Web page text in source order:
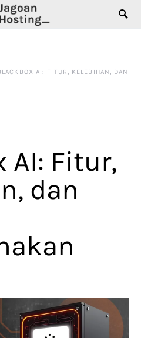
AI: FITUR, KELEBIHAN, DAN
AI: Fitur,
dan